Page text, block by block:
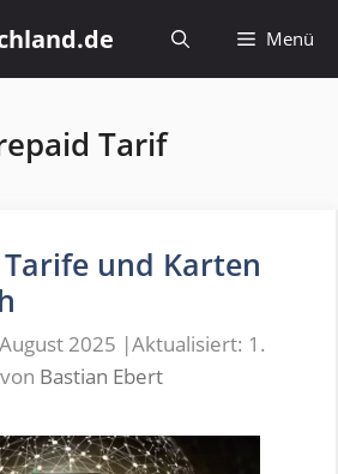
Menü
Tarif
und Karten
2025 |Aktualisiert: 1.
von Bastian Ebert